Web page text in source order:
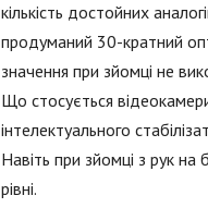
кількість достойних
продуманий 30-кратний
значення при зйомці не
Що стосується
інтелектуального
Навіть при зйомці з рук
рівні.